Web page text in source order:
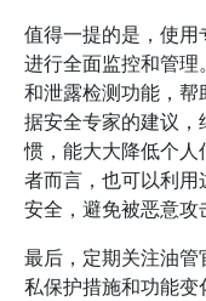
值得一提的是，使
进行全面监控和管
和泄露检测功能，
据安全专家的建议
惯，能大大降低个
者而言，也可以利
安全，避免被恶意攻
最后，定期关注油
私保护措施和功能